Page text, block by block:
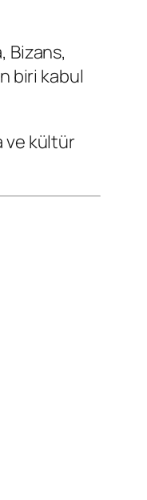
Bizans,
biri kabul
ve kültür